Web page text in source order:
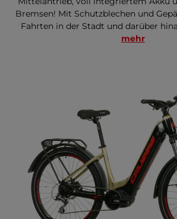
Bremsen! Mit Schutzblechen und
Fahrten in der Stadt und darüber
mehr